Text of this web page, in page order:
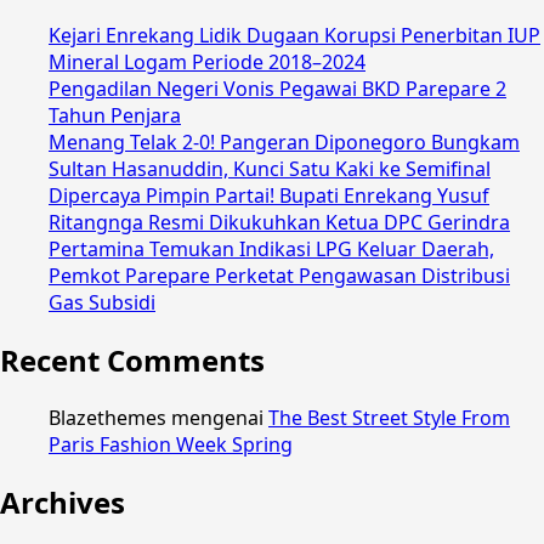
Kejari Enrekang Lidik Dugaan Korupsi Penerbitan IUP
Mineral Logam Periode 2018–2024
Pengadilan Negeri Vonis Pegawai BKD Parepare 2
Tahun Penjara
Menang Telak 2-0! Pangeran Diponegoro Bungkam
Sultan Hasanuddin, Kunci Satu Kaki ke Semifinal
Dipercaya Pimpin Partai! Bupati Enrekang Yusuf
Ritangnga Resmi Dikukuhkan Ketua DPC Gerindra
Pertamina Temukan Indikasi LPG Keluar Daerah,
Pemkot Parepare Perketat Pengawasan Distribusi
Gas Subsidi
Recent Comments
Blazethemes mengenai The Best Street Style From
Paris Fashion Week Spring
Archives